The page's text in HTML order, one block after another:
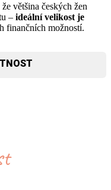
většina českých žen
– ideální velikost je
finančních možností.